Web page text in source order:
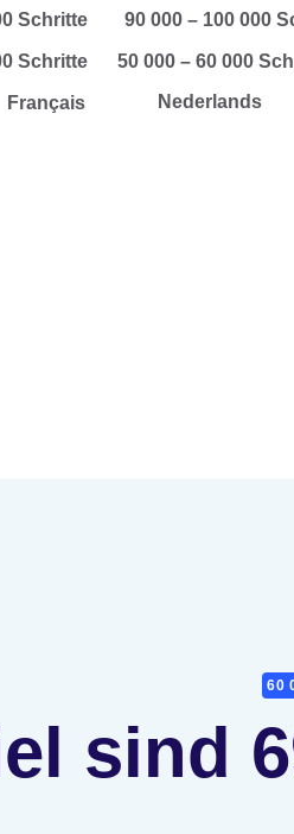
Schritte 90 000 – 100 000
Schritte 50 000 – 60 000
Français Nederlands
60
sind